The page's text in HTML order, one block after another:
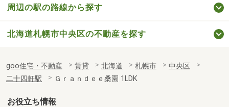
周辺の駅の路線から探す
北海道札幌市中央区の不動産を探す
goo住宅・不動産 賃貸 北海道 札幌市
中央区
二十四軒駅
Ｇｒａｎｄｅｅ桑園 1LDK
お役立ち情報